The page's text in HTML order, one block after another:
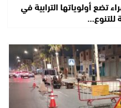
تضع أولوياتها الترابية في
للتنوع…